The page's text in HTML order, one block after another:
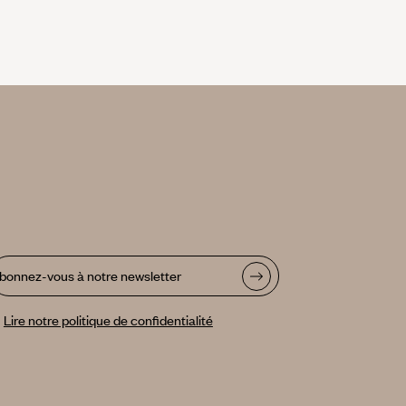
vous à notre newsletter
Lire notre politique de confidentialité